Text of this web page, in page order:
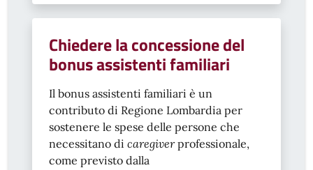
Chiedere la concessione del
bonus assistenti familiari
Il bonus assistenti familiari è un
contributo di Regione Lombardia per
sostenere le spese delle persone che
necessitano di caregiverprofessionale,
come previsto dalla